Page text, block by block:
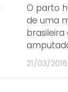
O parto
de uma
21/03/2016